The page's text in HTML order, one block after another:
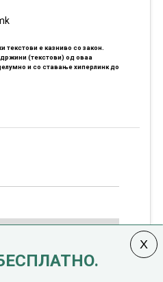
текстови е казниво со закон.
(текстови) од оваа
и со ставање хиперлинк до